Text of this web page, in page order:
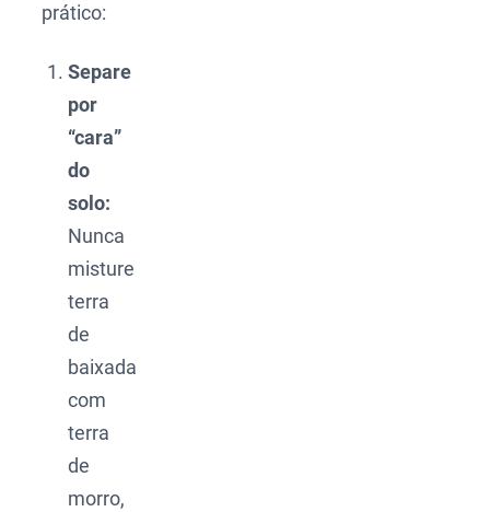
prático:
Separe
por
“cara”
do
solo:
Nunca
misture
terra
de
baixada
com
terra
de
morro,